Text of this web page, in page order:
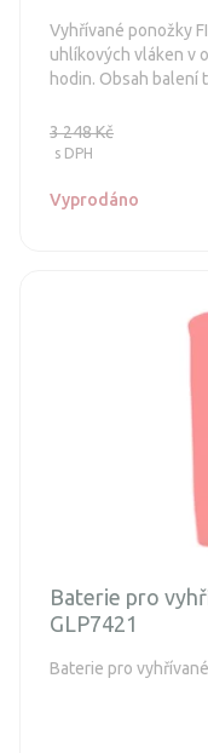
Vyhřívané ponožky
uhlíkových vláken v
hodin. Obsah balení
3 248 Kč
s DPH
Vyprodáno
Baterie pro
GLP7421
Baterie pro